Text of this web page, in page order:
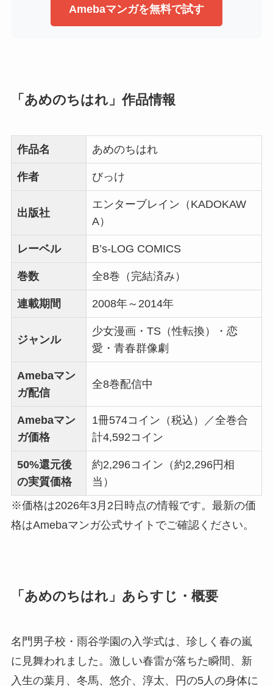
Amebaマンガを無料で試す
「あめのちはれ」作品情報
作品名 あめのちはれ
作者 びっけ
出版社
エンターブレイン（KADOKAW
A）
レーベル B’s-LOG COMICS
巻数 全8巻（完結済み）
連載期間 2008年～2014年
ジャンル
少女漫画・TS（性転換）・恋
愛・青春群像劇
Amebaマン
ガ配信
全8巻配信中
Amebaマン
ガ価格
1冊574コイン（税込）／全巻合
計4,592コイン
50%還元後
の実質価格
約2,296コイン（約2,296円相
当）
※価格は2026年3月2日時点の情報です。最新の価
格はAmebaマンガ公式サイトでご確認ください。
「あめのちはれ」あらすじ・概要
名門男子校・雨谷学園の入学式は、珍しく春の嵐
に見舞われました。激しい春雷が落ちた瞬間、新
入生の葉月、冬馬、悠介、淳太、円の5人の身体に